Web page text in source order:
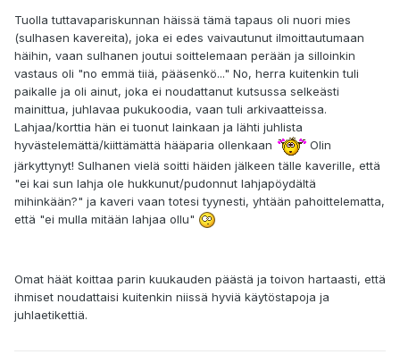
Tuolla tuttavapariskunnan häissä tämä tapaus oli nuori mies
(sulhasen kavereita), joka ei edes vaivautunut ilmoittautumaan
häihin, vaan sulhanen joutui soittelemaan perään ja silloinkin
vastaus oli "no emmä tiiä, pääsenkö..." No, herra kuitenkin tuli
paikalle ja oli ainut, joka ei noudattanut kutsussa selkeästi
mainittua, juhlavaa pukukoodia, vaan tuli arkivaatteissa.
Lahjaa/korttia hän ei tuonut lainkaan ja lähti juhlista
hyvästelemättä/kiittämättä hääparia ollenkaan
Olin
järkyttynyt! Sulhanen vielä soitti häiden jälkeen tälle kaverille, että
"ei kai sun lahja ole hukkunut/pudonnut lahjapöydältä
mihinkään?" ja kaveri vaan totesi tyynesti, yhtään pahoittelematta,
että "ei mulla mitään lahjaa ollu"
Omat häät koittaa parin kuukauden päästä ja toivon hartaasti, että
ihmiset noudattaisi kuitenkin niissä hyviä käytöstapoja ja
juhlaetikettiä.